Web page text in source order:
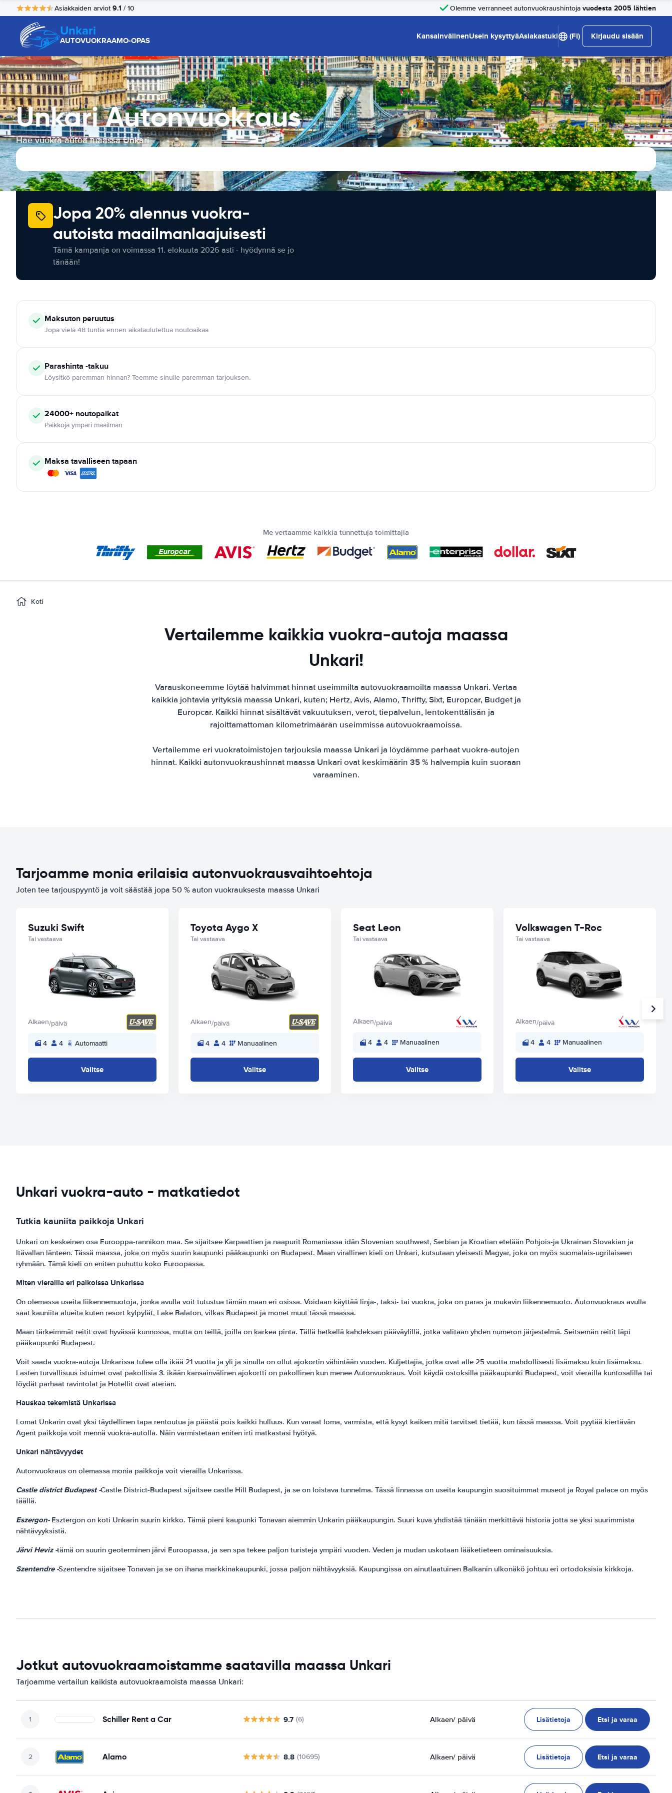
Asiakkaiden arviot 9.1 / 10 Olemme verranneet autonvuokraushintoja vuodesta 2005 lähtien
Unkari
AUTOVUOKRAAMO-OPAS KansainvälinenUsein kysyttyäAsiakastuki (FI) Kirjaudu sisään
Unkari Autonvuokraus
Hae vuokra-autoa maassa Unkari
Jopa 20% alennus vuokra-
autoista maailmanlaajuisesti
Tämä kampanja on voimassa 11. elokuuta 2026 asti - hyödynnä se jo
tänään!
Maksuton peruutus
Jopa vielä 48 tuntia ennen aikataulutettua noutoaikaa
Parashinta -takuu
Löysitkö paremman hinnan? Teemme sinulle paremman tarjouksen.
24000+ noutopaikat
Paikkoja ympäri maailman
Maksa tavalliseen tapaan
Me vertaamme kaikkia tunnettuja toimittajia
Koti
Vertailemme kaikkia vuokra-autoja maassa
Unkari!
Varauskoneemme löytää halvimmat hinnat useimmilta autovuokraamoilta maassa Unkari. Vertaa
kaikkia johtavia yrityksiä maassa Unkari, kuten; Hertz, Avis, Alamo, Thrifty, Sixt, Europcar, Budget ja
Europcar. Kaikki hinnat sisältävät vakuutuksen, verot, tiepalvelun, lentokenttälisän ja
rajoittamattoman kilometrimäärän useimmissa autovuokraamoissa.
Vertailemme eri vuokratoimistojen tarjouksia maassa Unkari ja löydämme parhaat vuokra-autojen
hinnat. Kaikki autonvuokraushinnat maassa Unkari ovat keskimäärin 35 % halvempia kuin suoraan
varaaminen.
Tarjoamme monia erilaisia autonvuokrausvaihtoehtoja
Joten tee tarjouspyyntö ja voit säästää jopa 50 % auton vuokrauksesta maassa Unkari
Suzuki Swift
Tai vastaava
Alkaen/päivä
4 4 Automaatti
Valitse
Toyota Aygo X
Tai vastaava
Alkaen/päivä
4 4 Manuaalinen
Valitse
Seat Leon
Tai vastaava
Alkaen/päivä
4 4 Manuaalinen
Valitse
Volkswagen T-Roc
Tai vastaava
Alkaen/päivä
4 4 Manuaalinen
Valitse
Unkari vuokra-auto - matkatiedot
Tutkia kauniita paikkoja Unkari
Unkari on keskeinen osa Eurooppa-rannikon maa. Se sijaitsee Karpaattien ja naapurit Romaniassa idän Slovenian southwest, Serbian ja Kroatian etelään Pohjois-ja Ukrainan Slovakian ja
Itävallan länteen. Tässä maassa, joka on myös suurin kaupunki pääkaupunki on Budapest. Maan virallinen kieli on Unkari, kutsutaan yleisesti Magyar, joka on myös suomalais-ugrilaiseen
ryhmään. Tämä kieli on eniten puhuttu koko Euroopassa.
Miten vierailla eri paikoissa Unkarissa
On olemassa useita liikennemuotoja, jonka avulla voit tutustua tämän maan eri osissa. Voidaan käyttää linja-, taksi- tai vuokra, joka on paras ja mukavin liikennemuoto. Autonvuokraus avulla
saat kauniita alueita kuten resort kylpylät, Lake Balaton, vilkas Budapest ja monet muut tässä maassa.
Maan tärkeimmät reitit ovat hyvässä kunnossa, mutta on teillä, joilla on karkea pinta. Tällä hetkellä kahdeksan pääväylillä, jotka valitaan yhden numeron järjestelmä. Seitsemän reitit läpi
pääkaupunki Budapest.
Voit saada vuokra-autoja Unkarissa tulee olla ikää 21 vuotta ja yli ja sinulla on ollut ajokortin vähintään vuoden. Kuljettajia, jotka ovat alle 25 vuotta mahdollisesti lisämaksu kuin lisämaksu.
Lasten turvallisuus istuimet ovat pakollisia 3. ikään kansainvälinen ajokortti on pakollinen kun menee Autonvuokraus. Voit käydä ostoksilla pääkaupunki Budapest, voit vierailla kuntosalilla tai
löydät parhaat ravintolat ja Hotellit ovat aterian.
Hauskaa tekemistä Unkarissa
Lomat Unkarin ovat yksi täydellinen tapa rentoutua ja päästä pois kaikki hulluus. Kun varaat loma, varmista, että kysyt kaiken mitä tarvitset tietää, kun tässä maassa. Voit pyytää kiertävän
Agent paikkoja voit mennä vuokra-autolla. Näin varmistetaan eniten irti matkastasi hyötyä.
Unkari nähtävyydet
Autonvuokraus on olemassa monia paikkoja voit vierailla Unkarissa.
Castle district Budapest -Castle District-Budapest sijaitsee castle Hill Budapest, ja se on loistava tunnelma. Tässä linnassa on useita kaupungin suosituimmat museot ja Royal palace on myös
täällä.
Eszergon-Esztergon on koti Unkarin suurin kirkko. Tämä pieni kaupunki Tonavan aiemmin Unkarin pääkaupungin. Suuri kuva yhdistää tänään merkittävä historia jotta se yksi suurimmista
nähtävyyksistä.
Järvi Heviz -tämä on suurin geoterminen järvi Euroopassa, ja sen spa tekee paljon turisteja ympäri vuoden. Veden ja mudan uskotaan lääketieteen ominaisuuksia.
Szentendre -Szentendre sijaitsee Tonavan ja se on ihana markkinakaupunki, jossa paljon nähtävyyksiä. Kaupungissa on ainutlaatuinen Balkanin ulkonäkö johtuu eri ortodoksisia kirkkoja.
Jotkut autovuokraamoistamme saatavilla maassa Unkari
Tarjoamme vertailun kaikista autovuokraamoista maassa Unkari:
Schiller Rent a Car 9.7 (6) Alkaen/ päivä Lisätietoja Etsi ja varaa
Alamo 8.8 (10695) Alkaen/ päivä Lisätietoja Etsi ja varaa